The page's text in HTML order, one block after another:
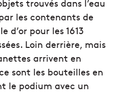
trouvés dans l’eau
les contenants de
d’or pour les 1613
Loin derrière, mais
arrivent en
sont les bouteilles en
le podium avec un